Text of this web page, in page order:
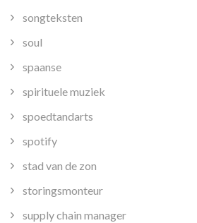
songteksten
soul
spaanse
spirituele muziek
spoedtandarts
spotify
stad van de zon
storingsmonteur
supply chain manager